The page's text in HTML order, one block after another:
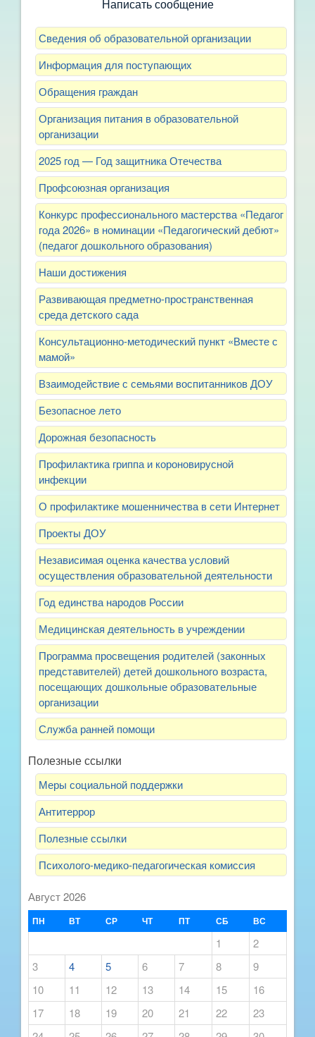
Написать сообщение
Сведения об образовательной организации
Информация для поступающих
Обращения граждан
Организация питания в образовательной
организации
2025 год — Год защитника Отечества
Профсоюзная организация
Конкурс профессионального мастерства «Педагог
года 2026» в номинации «Педагогический дебют»
(педагог дошкольного образования)
Наши достижения
Развивающая предметно-пространственная
среда детского сада
Консультационно-методический пункт «Вместе с
мамой»
Взаимодействие с семьями воспитанников ДОУ
Безопасное лето
Дорожная безопасность
Профилактика гриппа и короновирусной
инфекции
О профилактике мошенничества в сети Интернет
Проекты ДОУ
Независимая оценка качества условий
осуществления образовательной деятельности
Год единства народов России
Медицинская деятельность в учреждении
Программа просвещения родителей (законных
представителей) детей дошкольного возраста,
посещающих дошкольные образовательные
организации
Служба ранней помощи
Полезные ссылки
Меры социальной поддержки
Антитеррор
Полезные ссылки
Психолого-медико-педагогическая комиссия
Август 2026
ПН ВТ СР ЧТ ПТ СБ ВС
1
2
3
4 5 6 7 8
9
10
11 12 13 14 15
16
17
18 19 20 21 22
23